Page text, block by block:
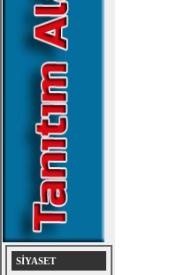
SİYASET